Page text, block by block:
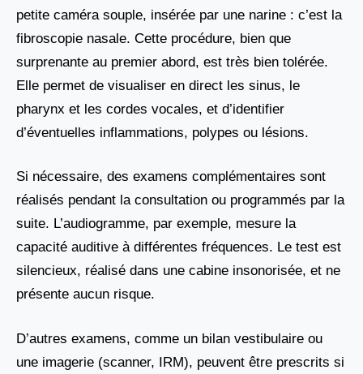
petite caméra souple, insérée par une narine : c’est la
fibroscopie nasale. Cette procédure, bien que
surprenante au premier abord, est très bien tolérée.
Elle permet de visualiser en direct les sinus, le
pharynx et les cordes vocales, et d’identifier
d’éventuelles inflammations, polypes ou lésions.
Si nécessaire, des examens complémentaires sont
réalisés pendant la consultation ou programmés par la
suite. L’audiogramme, par exemple, mesure la
capacité auditive à différentes fréquences. Le test est
silencieux, réalisé dans une cabine insonorisée, et ne
présente aucun risque.
D’autres examens, comme un bilan vestibulaire ou
une imagerie (scanner, IRM), peuvent être prescrits si